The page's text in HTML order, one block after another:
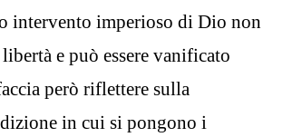
intervento imperioso di Dio non
e può essere vanificato
però riflettere sulla
in cui si pongono i